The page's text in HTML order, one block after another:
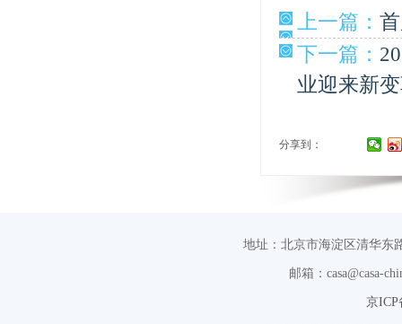
上一篇：
下一篇：
业迎来新
分享到：
地址：北京市海淀区清华东
邮箱：casa@casa-
京ICP